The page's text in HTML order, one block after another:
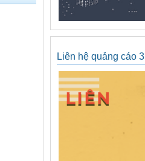
Liên hệ quảng cáo 3